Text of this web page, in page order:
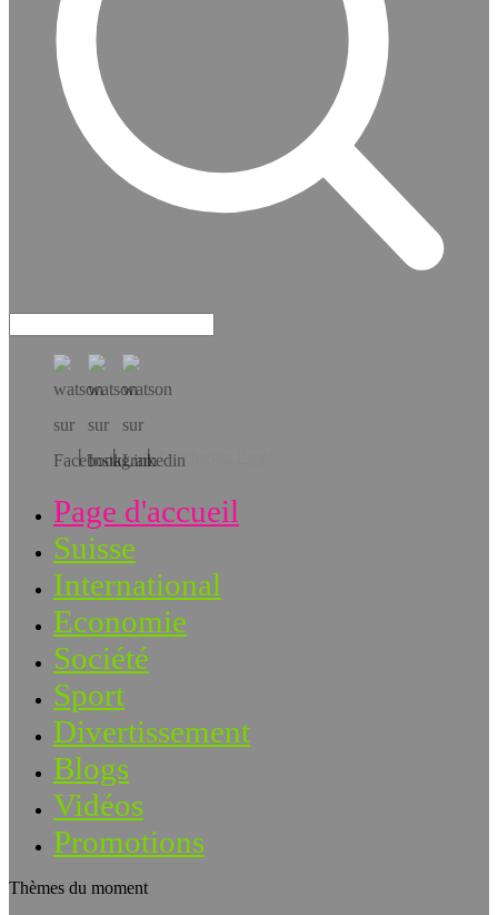
Téléchargez l’app!
Page d'accueil
Suisse
International
Economie
Société
Sport
Divertissement
Blogs
Vidéos
Promotions
Thèmes du moment